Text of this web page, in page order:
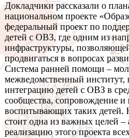
Докладчики рассказали о
национальном проекте
федеральный проект по
детей с ОВЗ, где одним из
инфраструктуры,
продвигаться в вопросах
Система ранней помощи –
межведомственный институт,
интеграцию детей с ОВЗ в
сообщества, сопровождение и
воспитывающих таких детей.
стоит одна из важных целей –
реализацию этого проекта